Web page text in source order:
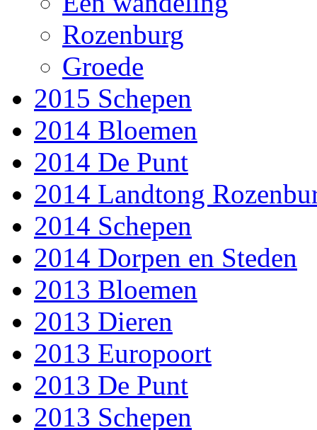
Rozenburg
Groede
2015 Schepen
2014 Bloemen
2014 De Punt
2014 Landtong
2014 Schepen
2014 Dorpen en Steden
2013 Bloemen
2013 Dieren
2013 Europoort
2013 De Punt
2013 Schepen